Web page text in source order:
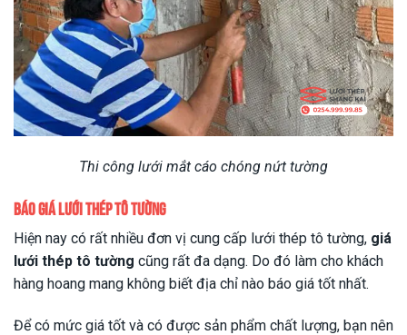
Thi công lưới mắt cáo chóng nứt tường
Báo giá lưới thép tô tường
Hiện nay có rất nhiều đơn vị cung cấp lưới thép tô tường, giá
lưới thép tô tường cũng rất đa dạng. Do đó làm cho khách
hàng hoang mang không biết địa chỉ nào báo giá tốt nhất.
Để có mức giá tốt và có được sản phẩm chất lượng, bạn nên